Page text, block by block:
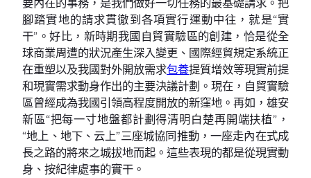
腳踏實地的請求貫徹到各項實行運動中往，就是“實
干”。好比，新時期我國自貿實驗區的創建，恰是從全
球商業周遭的狀況產生深入變更、國際經貿規定系統正
在重塑以及我國對外開放需求包養提質增效等現實前提
和現實需求動身作出的主要決議計劃。現在，自貿實驗
區曾經成為我國引領高程度開放的新窪地。再如，雄安
新區“把每一寸地盤都計劃得清明白楚再開端扶植”，
“地上、地下、云上”三座城協同推動，一座走內在式成
長之路的將來之城拔地而起。這些表現的都是從現實動
身、按紀律處事的實干。